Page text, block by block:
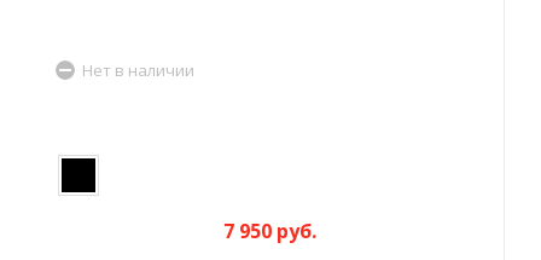
Нет в наличии
7 950 руб.